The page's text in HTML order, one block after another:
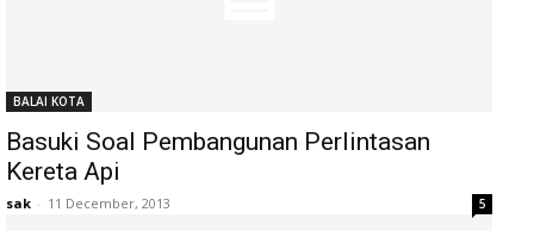
BALAI KOTA
Basuki Soal Pembangunan Perlintasan
Kereta Api
sak - 11 December, 2013 5